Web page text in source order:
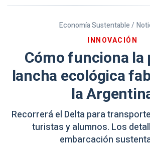
Economía Sustentable /
INNOVACIÓN
Cómo funciona la
lancha ecológica
la
Recorrerá el Delta para
turistas y alumnos. Los
embarcación